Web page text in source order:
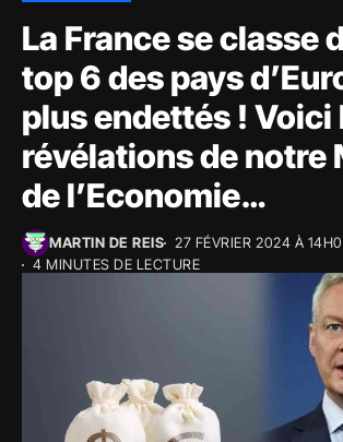
La France se classe
top 6 des pays
plus endettés ! Voici
révélations de notre
de l’Economie…
MARTIN DE REIS
27 FÉVRIER 2024 À
4 MINUTES DE LECTURE